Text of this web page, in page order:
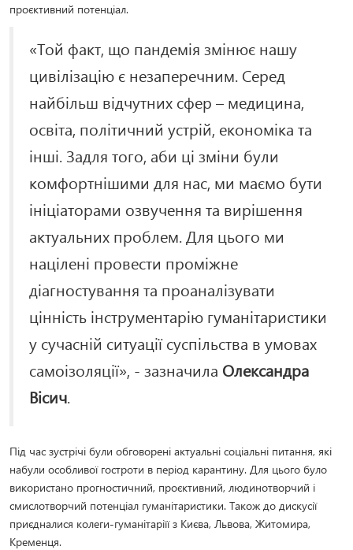
проєктивний потенціал.
«Той факт, що пандемія змінює нашу
цивілізацію є незаперечним. Серед
найбільш відчутних сфер – медицина,
освіта, політичний устрій, економіка та
інші. Задля того, аби ці зміни були
комфортнішими для нас, ми маємо бути
ініціаторами озвучення та вирішення
актуальних проблем. Для цього ми
націлені провести проміжне
діагностування та проаналізувати
цінність інструментарію гуманітаристики
у сучасній ситуації суспільства в умовах
самоізоляції», - зазначила Олександра
Вісич.
Під час зустрічі були обговорені актуальні соціальні питання, які
набули особливої гостроти в період карантину. Для цього було
використано прогностичний, проєктивний, людинотворчий і
смислотворчий потенціал гуманітаристики. Також до дискусії
приєдналися колеги-гуманітаріїї з Києва, Львова, Житомира,
Кременця.